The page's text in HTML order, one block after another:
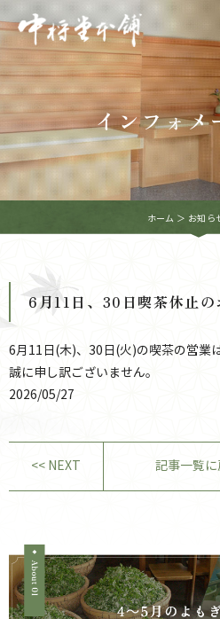
インフォメ
ホーム ＞ お知ら
6月11日、30日喫茶休止の
6月11日(木)、30日(火)の喫茶の営業
誠に申し訳ございません。
2026/05/27
<< NEXT 記事一覧に